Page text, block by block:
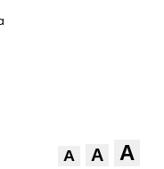
A A A